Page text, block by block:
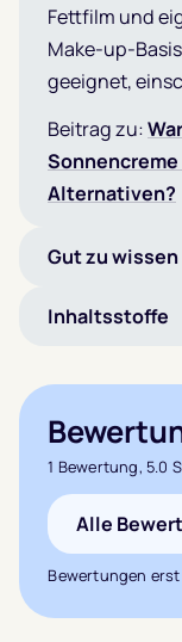
Fettfilm und
Make-up-
geeignet,
Beitrag zu:
Alternativen?
Gut zu wissen
Inhaltsstoffe
1 Bewertung, 5.0
Alle
Bewertungen